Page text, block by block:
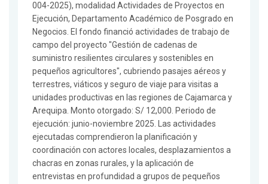
004-2025), modalidad Actividades de Proyectos en
Ejecución, Departamento Académico de Posgrado en
Negocios. El fondo financió actividades de trabajo de
campo del proyecto "Gestión de cadenas de
suministro resilientes circulares y sostenibles en
pequeños agricultores", cubriendo pasajes aéreos y
terrestres, viáticos y seguro de viaje para visitas a
unidades productivas en las regiones de Cajamarca y
Arequipa. Monto otorgado: S/ 12,000. Periodo de
ejecución: junio-noviembre 2025. Las actividades
ejecutadas comprendieron la planificación y
coordinación con actores locales, desplazamientos a
chacras en zonas rurales, y la aplicación de
entrevistas en profundidad a grupos de pequeños